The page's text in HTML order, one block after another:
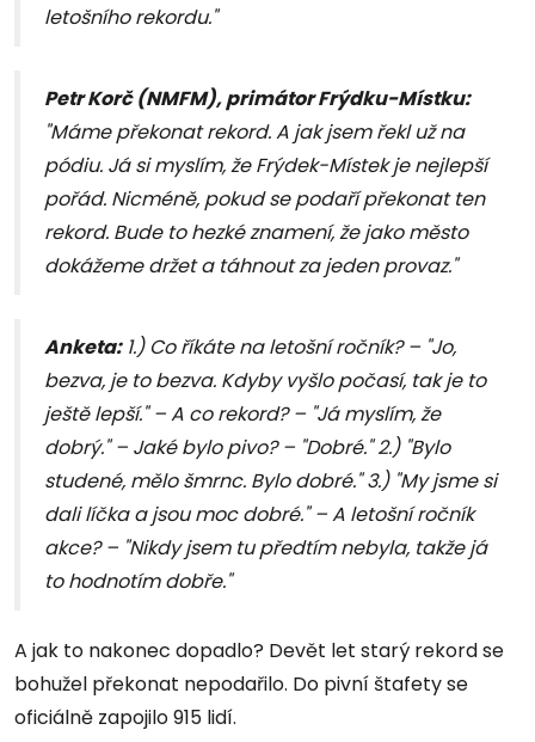
letošního rekordu."
Petr Korč (NMFM), primátor Frýdku-Místku:
"Máme překonat rekord. A jak jsem řekl už na
pódiu. Já si myslím, že Frýdek-Místek je nejlepší
pořád. Nicméně, pokud se podaří překonat ten
rekord. Bude to hezké znamení, že jako město
dokážeme držet a táhnout za jeden provaz."
Anketa:1.) Co říkáte na letošní ročník? – "Jo,
bezva, je to bezva. Kdyby vyšlo počasí, tak je to
ještě lepší." – A co rekord? – "Já myslím, že
dobrý." – Jaké bylo pivo? – "Dobré." 2.) "Bylo
studené, mělo šmrnc. Bylo dobré." 3.) "My jsme si
dali líčka a jsou moc dobré." – A letošní ročník
akce? – "Nikdy jsem tu předtím nebyla, takže já
to hodnotím dobře."
A jak to nakonec dopadlo? Devět let starý rekord se
bohužel překonat nepodařilo. Do pivní štafety se
oficiálně zapojilo 915 lidí.